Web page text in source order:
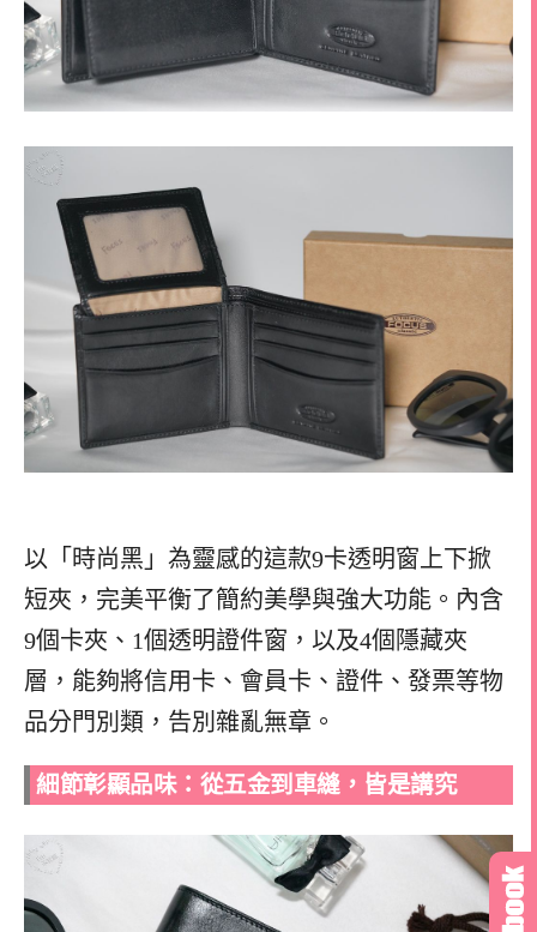
以「時尚黑」為靈感的這款9卡透明窗上下掀
短夾，完美平衡了簡約美學與強大功能。內含
9個卡夾、1個透明證件窗，以及4個隱藏夾
層，能夠將信用卡、會員卡、證件、發票等物
品分門別類，告別雜亂無章。
細節彰顯品味：從五金到車縫，皆是講究